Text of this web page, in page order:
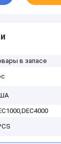
в запасе